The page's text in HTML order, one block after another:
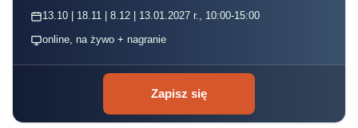
13.10 | 18.11 | 8.12 | 13.01.2027 r., 10:00-15:00
online, na żywo + nagranie
Zapisz się